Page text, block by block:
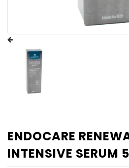
ENDOCARE
INTENSIVE SERUM